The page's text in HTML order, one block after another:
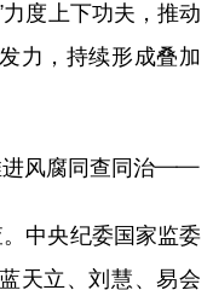
度上下功夫，推动
力，持续形成叠加
风腐同查同治——
中央纪委国家监委
天立、刘慧、易会